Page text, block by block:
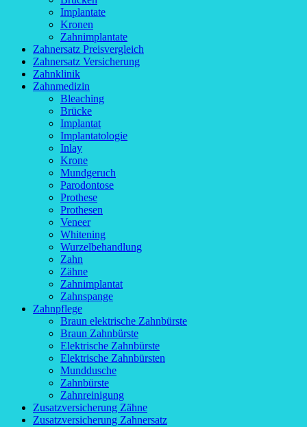
Implantate
Kronen
Zahnimplantate
Zahnersatz Preisvergleich
Zahnersatz Versicherung
Zahnklinik
Zahnmedizin
Bleaching
Brücke
Implantat
Implantatologie
Inlay
Krone
Mundgeruch
Parodontose
Prothese
Prothesen
Veneer
Whitening
Wurzelbehandlung
Zahn
Zähne
Zahnimplantat
Zahnspange
Zahnpflege
Braun elektrische Zahnbürste
Braun Zahnbürste
Elektrische Zahnbürste
Elektrische Zahnbürsten
Munddusche
Zahnbürste
Zahnreinigung
Zusatzversicherung Zähne
Zusatzversicherung Zahnersatz